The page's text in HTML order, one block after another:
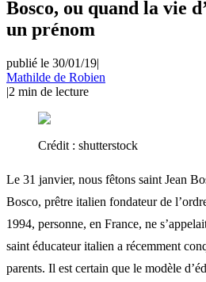
Bosco, ou quand la vie
un prénom
publié le 30/01/19|
Mathilde de Robien
|2 min de lecture
Crédit : shutterstock
Le 31 janvier, nous fêtons saint Jean
Bosco, prêtre italien fondateur de
1994, personne, en France, ne
saint éducateur italien a récemment
parents. Il est certain que le modèle